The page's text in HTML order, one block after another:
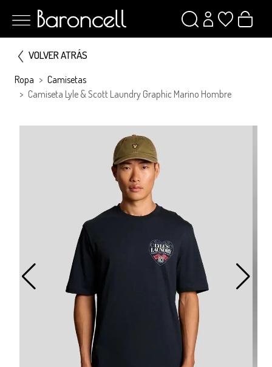
VOLVER ATRÁS
Ropa
Camisetas
Camiseta Lyle & Scott Laundry Graphic Marino Hombre